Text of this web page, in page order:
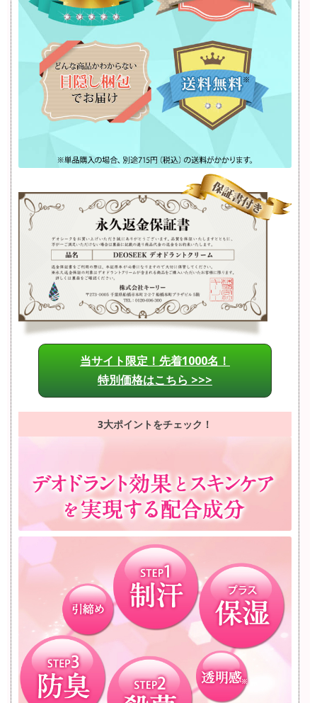
当サイト限定！先着1000名！
特別価格はこちら >>>
3大ポイントをチェック！